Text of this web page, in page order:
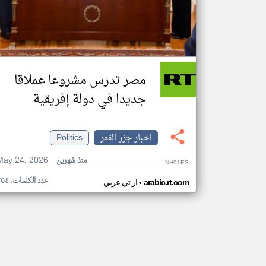
مصر تدرس مشروعا عملاقا
جديدا في دولة إفريقية
اخبار جزر القمر
Politics
24, 2026
منذ شهرين NH91ES
ار تي عربي• arabic.rt.com عدد الكلمات: ٢٥٤